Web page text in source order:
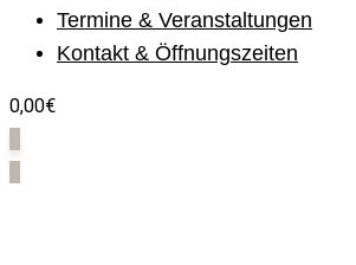
Termine & Veranstaltungen
Kontakt & Öffnungszeiten
0,00€